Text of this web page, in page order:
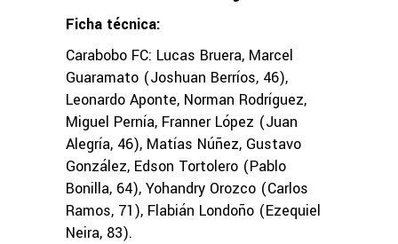
Ficha técnica:
Carabobo FC: Lucas Bruera, Marcel
Guaramato (Joshuan Berríos, 46),
Leonardo Aponte, Norman Rodríguez,
Miguel Pernía, Franner López (Juan
Alegría, 46), Matías Núñez, Gustavo
González, Edson Tortolero (Pablo
Bonilla, 64), Yohandry Orozco (Carlos
Ramos, 71), Flabián Londoño (Ezequiel
Neira, 83).